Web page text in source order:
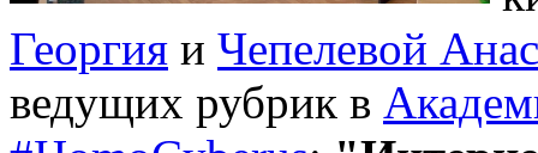
Георгия и Чепелевой
ведущих рубрик в